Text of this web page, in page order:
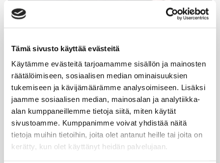
Tämä sivusto käyttää evästeitä
Käytämme evästeitä tarjoamamme sisällön ja mainosten
räätälöimiseen, sosiaalisen median ominaisuuksien
tukemiseen ja kävijämäärämme analysoimiseen. Lisäksi
jaamme sosiaalisen median, mainosalan ja analytiikka-
alan kumppaneillemme tietoja siitä, miten käytät
sivustoamme. Kumppanimme voivat yhdistää näitä
tietoja muihin tietoihin, joita olet antanut heille tai joita on
kerätty, kun olet käyttänyt heidän palvelujaan.
Laura Tarkka
COO Finland, Germany & Poland / Scandic Group
AB
Laura Tarkka on suomalaisen majoitus ja palvelualan
muutosjohtaja – käytännönläheinen, ihmisläheinen ja
samalla vahvasti strateginen. Laura johtaa Suomessa